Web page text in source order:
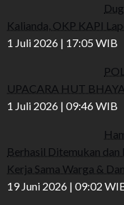
Kalianda, OKP KAPI
1 Juli 2026 | 17:05 WIB
UPACARA HUT
1 Juli 2026 | 09:46 WIB
Berhasil Ditemukan
Kerja Sama Warga &
19 Juni 2026 | 09:02